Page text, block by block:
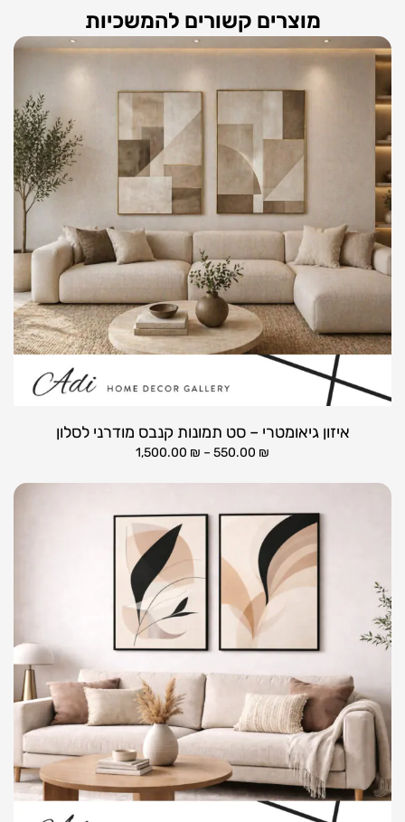
מוצרים קשורים להמשכיות
איזון גיאומטרי – סט תמונות קנבס מודרני לסלון
550.00 ₪
–
1,500.00 ₪